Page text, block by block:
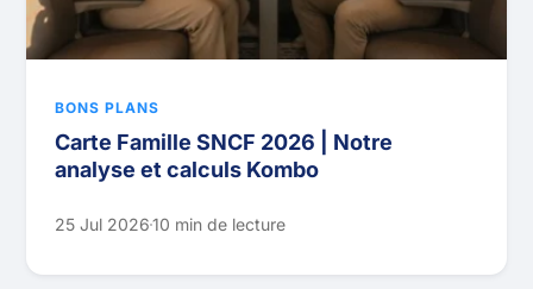
BONS PLANS
Carte Famille SNCF 2026 | Notre
analyse et calculs Kombo
25 Jul 202610 min de lecture